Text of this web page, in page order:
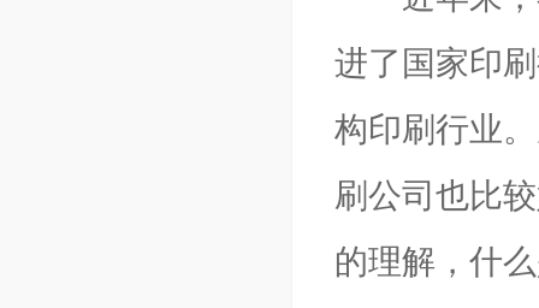
进了国家印
构印刷行业
刷公司也比
的理解，什